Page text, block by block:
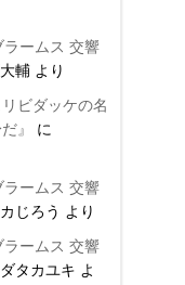
ームス 交響
輔より
ビダッケの名
』
に
ームス 交響
じろう より
ームス 交響
タカユキ よ